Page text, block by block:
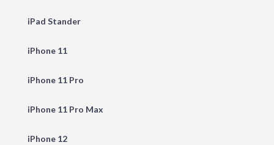
iPad Stander
iPhone 11
iPhone 11 Pro
iPhone 11 Pro Max
iPhone 12